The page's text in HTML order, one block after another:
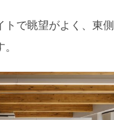
トで眺望がよく、東